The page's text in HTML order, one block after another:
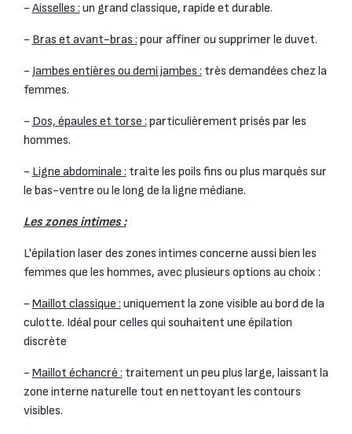
- Aisselles : un grand classique, rapide et durable.
- Bras et avant-bras : pour affiner ou supprimer le duvet.
- Jambes entières ou demi jambes : très demandées chez la
femmes.
- Dos, épaules et torse : particulièrement prisés par les
hommes.
- Ligne abdominale : traite les poils fins ou plus marqués sur
le bas-ventre ou le long de la ligne médiane.
Les zones intimes :
L'épilation laser des zones intimes concerne aussi bien les
femmes que les hommes, avec plusieurs options au choix :
- Maillot classique : uniquement la zone visible au bord de la
culotte. Idéal pour celles qui souhaitent une épilation
discrète
- Maillot échancré : traitement un peu plus large, laissant la
zone interne naturelle tout en nettoyant les contours
visibles.